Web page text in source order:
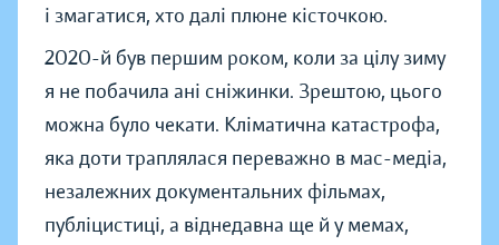
і змагатися, хто далі плюне кісточкою.
2020-й був першим роком, коли за цілу зиму
я не побачила ані сніжинки. Зрештою, цього
можна було чекати. Кліматична катастрофа,
яка доти траплялася переважно в мас-медіа,
незалежних документальних фільмах,
публіцистиці, а віднедавна ще й у мемах,